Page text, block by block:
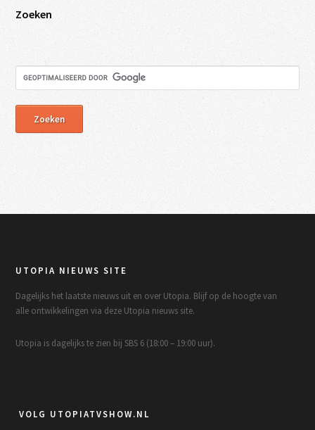
Zoeken
UTOPIA NIEUWS SITE
Dagelijks het laatste nieuws uit en over Utopia. Blijf op de hoogte van
alle ontwikkelingen via deze Utopia nieuws site.
Utopia is dagelijks te zien bij SBS 6 (18:00 – 19:00 uur).
VOLG UTOPIATVSHOW.NL